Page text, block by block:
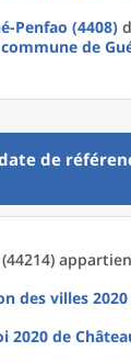
Penfao (4408)
de
de
des villes 2020
2020 de